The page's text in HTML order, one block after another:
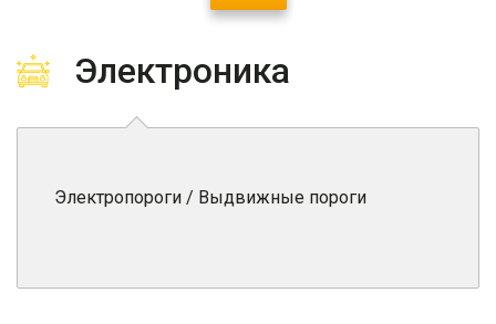
Электроника
Электропороги / Выдвижные пороги